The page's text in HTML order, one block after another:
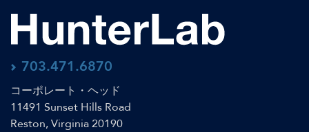
703.471.6870
コーポレート・ヘッド
11491 Sunset Hills Road
Reston, Virginia 20190